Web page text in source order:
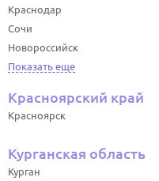
Краснодар
Сочи
Новороссийск
Показать еще
Красноярский край
Красноярск
Курганская область
Курган